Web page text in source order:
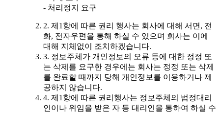
- 처리정지 요구
2. 제1항에 따른 권리 행사는 회사에 대해 서면, 전
화, 전자우편을 통해 하실 수 있으며 회사는 이에
대해 지체없이 조치하겠습니다.
3. 정보주체가 개인정보의 오류 등에 대한 정정 또
는 삭제를 요구한 경우에는 회사는 정정 또는 삭제
를 완료할 때까지 당해 개인정보를 이용하거나 제
공하지 않습니다.
4. 제1항에 따른 권리행사는 정보주체의 법정대리
인이나 위임을 받은 자 등 대리인을 통하여 하실 수